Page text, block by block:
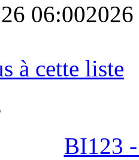
06:00
à cette liste
BI123